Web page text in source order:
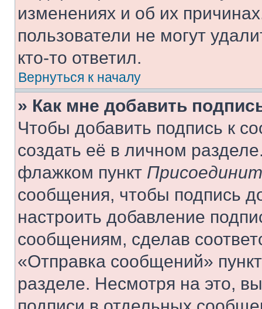
изменениях и об их
пользователи не могут
кто-то ответил.
Вернуться к началу
» Как мне добавить
Чтобы добавить подпись к
создать её в личном
флажком пункт
сообщения, чтобы подпись
настроить добавление
сообщениям, сделав
«Отправка сообщений»
разделе. Несмотря на это,